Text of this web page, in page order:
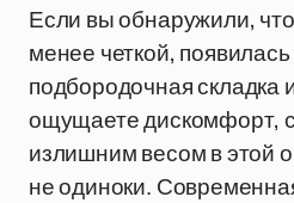
Если вы обнаружили,
менее четкой,
подбородочная складка
ощущаете дискомфорт,
излишним весом в этой
не одиноки.